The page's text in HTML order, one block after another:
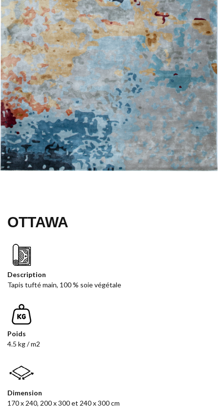
OTTAWA
Description
Tapis tufté main, 100 % soie végétale
Poids
4.5 kg / m2
Dimension
170 x 240, 200 x 300 et 240 x 300 cm